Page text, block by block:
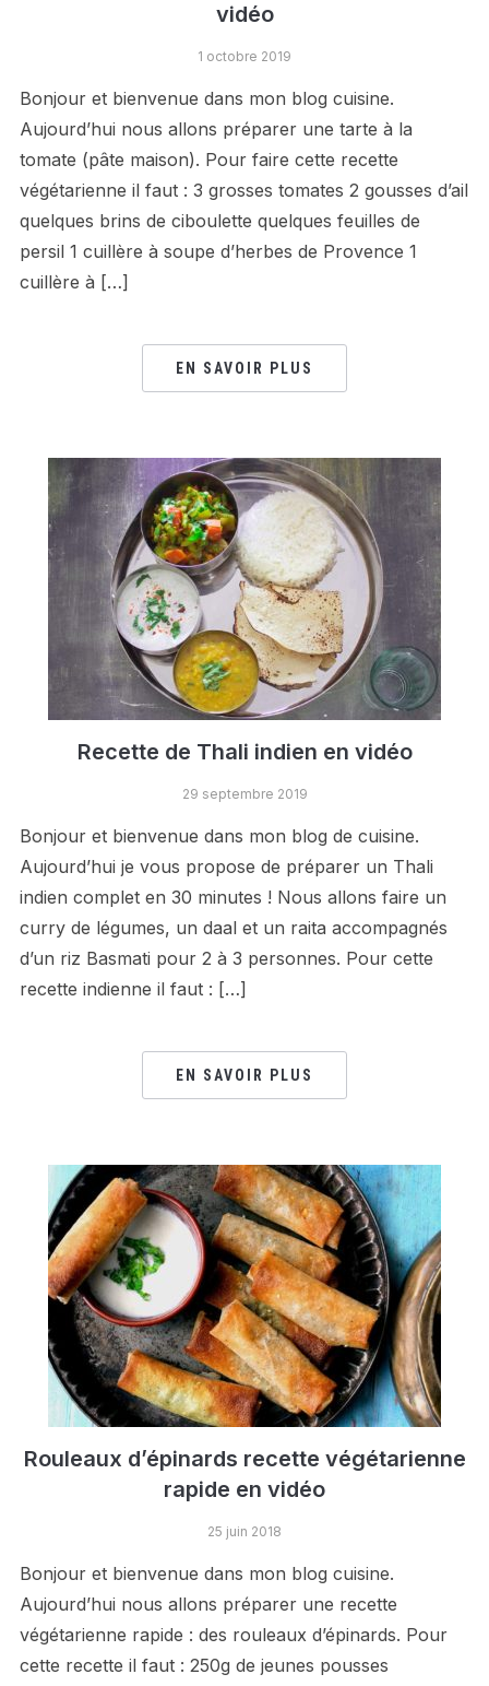
vidéo
1 octobre 2019
Bonjour et bienvenue dans mon blog cuisine.
Aujourd’hui nous allons préparer une tarte à la
tomate (pâte maison). Pour faire cette recette
végétarienne il faut : 3 grosses tomates 2 gousses d’ail
quelques brins de ciboulette quelques feuilles de
persil 1 cuillère à soupe d’herbes de Provence 1
cuillère à […]
EN SAVOIR PLUS
Recette de Thali indien en vidéo
29 septembre 2019
Bonjour et bienvenue dans mon blog de cuisine.
Aujourd’hui je vous propose de préparer un Thali
indien complet en 30 minutes ! Nous allons faire un
curry de légumes, un daal et un raita accompagnés
d’un riz Basmati pour 2 à 3 personnes. Pour cette
recette indienne il faut : […]
EN SAVOIR PLUS
Rouleaux d’épinards recette végétarienne
rapide en vidéo
25 juin 2018
Bonjour et bienvenue dans mon blog cuisine.
Aujourd’hui nous allons préparer une recette
végétarienne rapide : des rouleaux d’épinards. Pour
cette recette il faut : 250g de jeunes pousses